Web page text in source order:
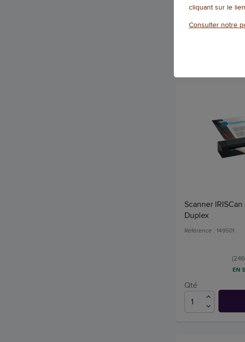
Scanner
Duplex
Référence : 149501
EN
Qté
cliquant sur le
Consulter notre